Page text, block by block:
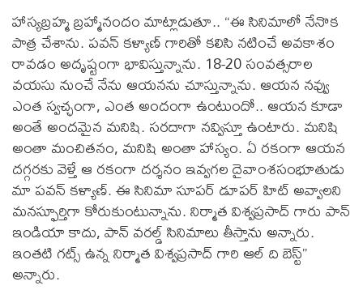
హాస్యబ్రహ్మ బ్రహ్మానందం మాట్లాడుతూ.. “ఈ సినిమాలో నేనొక
పాత్ర చేశాను. పవన్ కళ్యాణ్ గారితో కలిసి నటించే అవకాశం
రావడం అదృష్టంగా భావిస్తున్నాను. 18-20 సంవత్సరాల
వయసు నుంచే నేను ఆయనను చూస్తున్నాను. ఆయన నవ్వు
ఎంత స్వచ్ఛంగా, ఎంత అందంగా ఉంటుందో.. ఆయన కూడా
అంతే అందమైన మనిషి. సరదాగా నవ్విస్తూ ఉంటారు. మనిషి
అంతా మంచితనం, మనిషి అంతా హాస్యం. ఏ రకంగా ఆయన
దగ్గరకు వెళ్తే ఆ రకంగా దర్శనం ఇవ్వగల దైవాంశసంభూతుడు
మా పవన్ కళ్యాణ్. ఈ సినిమా సూపర్ డూపర్ హిట్ అవ్వాలని
మనస్ఫూర్తిగా కోరుకుంటున్నాను. నిర్మాత విశ్వప్రసాద్ గారు పాన్
ఇండియా కాదు, పాన్ వరల్డ్ సినిమాలు తీస్తాను అన్నారు.
ఇంతటి గట్స్ ఉన్న నిర్మాత విశ్వప్రసాద్ గారి ఆల్ ది బెస్ట్”
అన్నారు.